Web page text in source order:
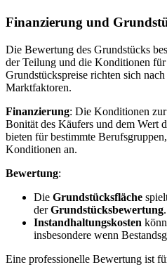
Finanzierung und
Die Bewertung des Grundstücks
der Teilung und die Konditionen
Grundstückspreise richten sich
Marktfaktoren.
Finanzierung: Die Konditionen
Bonität des Käufers und dem Wert
bieten für bestimmte
Konditionen an.
Bewertung:
Die Grundstücksfläche
derGrundstücksbewertung.
Instandhaltungskosten
insbesondere wenn
Eine professionelle Bewertung ist